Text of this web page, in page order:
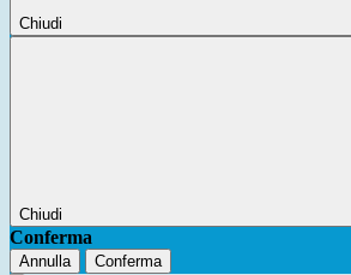
Chiudi
Chiudi
Conferma
Annulla Conferma